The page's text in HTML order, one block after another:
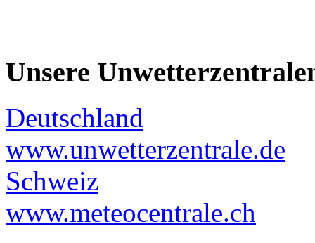
Unsere
Deutschland
www.unwetterzentrale.de
Schweiz
www.meteocentrale.ch